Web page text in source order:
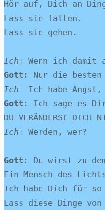
Hör auf, Dich an
Lass sie fallen.
Lass sie gehen.
Ich : Wenn ich damit
Gott : Nur die
Ich : Ich habe Angst,
Gott : Ich sage es
DU VERÄNDERST DICH
Ich : Werden, wer?
Gott : Du wirst zu
Ein Mensch des
Ich habe Dich für so
Lass diese Dinge